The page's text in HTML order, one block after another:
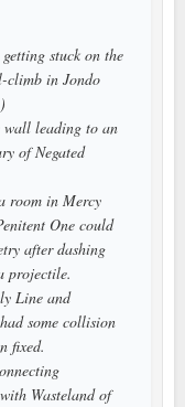
stuck on the
climb in Jondo
wall leading to an
of Negated
room in Mercy
One could
after dashing
projectile.
Line and
some collision
fixed.
Wasteland of